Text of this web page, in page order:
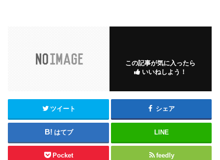
この記事が気に入ったら
いいねしよう！
ツイート シェア
はてブ LINE
Pocket feedly